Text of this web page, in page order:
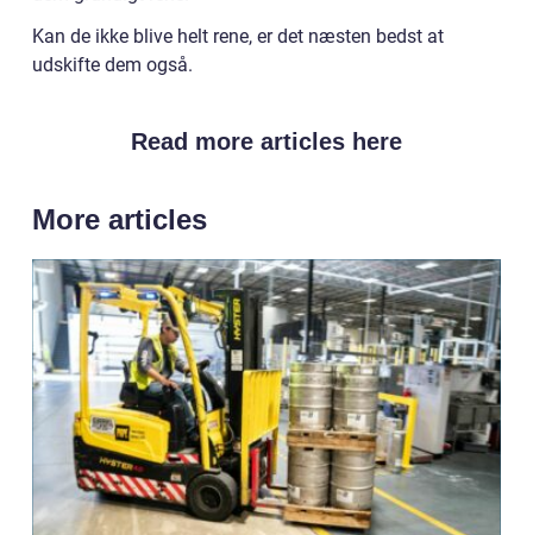
Kan de ikke blive helt rene, er det næsten bedst at
udskifte dem også.
Read more articles here
More articles